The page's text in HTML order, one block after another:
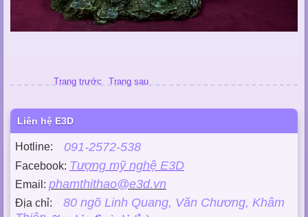
Trang trước Trang sau
Liên hệ E3D
Hotline: 091-2572-538
Facebook: Tượng mỹ nghệ E3D
Email: phamthithao@e3d.vn
Địa chỉ: 80 ngõ Linh Quang, Văn Chương, Khâm